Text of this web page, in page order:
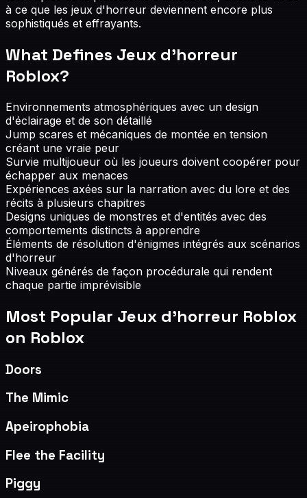
à ce que les jeux d'horreur deviennent encore plus
sophistiqués et effrayants.
What Defines Jeux d'horreur
Roblox?
Environnements atmosphériques avec un design
d'éclairage et de son détaillé
Jump scares et mécaniques de montée en tension
créant une vraie peur
Survie multijoueur où les joueurs doivent coopérer pour
échapper aux menaces
Expériences axées sur la narration avec du lore et des
récits à plusieurs chapitres
Designs uniques de monstres et d'entités avec des
comportements distincts à apprendre
Éléments de résolution d'énigmes intégrés aux scénarios
d'horreur
Niveaux générés de façon procédurale qui rendent
chaque partie imprévisible
Most Popular Jeux d'horreur Roblox
on Roblox
Doors
The Mimic
Apeirophobia
Flee the Facility
Piggy